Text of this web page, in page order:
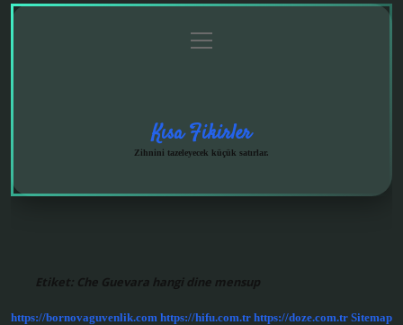
menüyü
aç
Kısa Fikirler
Zihnini tazeleyecek küçük satırlar.
Etiket: Che Guevara hangi dine mensup
https://bornovaguvenlik.com https://hifu.com.tr https://doze.com.tr Sitemap